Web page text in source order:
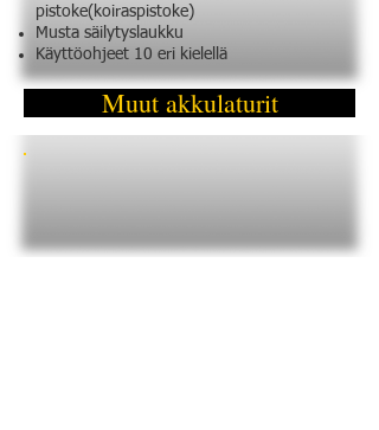
pistoke(koiraspistoke)
Musta säilytyslaukku
Käyttöohjeet 10 eri kielellä
Muut akkulaturit